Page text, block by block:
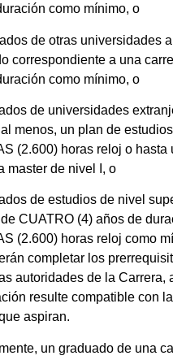
como mínimo, o
de otras universidades
correspondiente a una
como mínimo, o
de universidades
menos, un plan de
(2.600) horas reloj o hasta
master de nivel I, o
de estudios de nivel
CUATRO (4) años de
(2.600) horas reloj como
completar los
autoridades de la Carrera,
resulte compatible con
aspiran.
un graduado de una